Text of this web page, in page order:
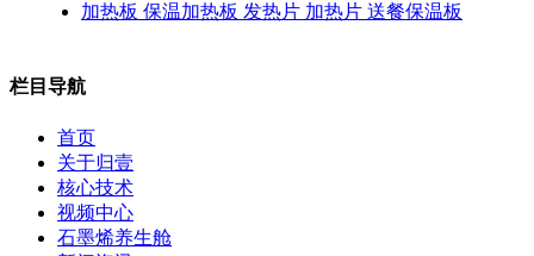
加热板 保温加热板 发热片 加热片 送餐保温板
栏目导航
首页
关于归壹
核心技术
视频中心
石墨烯养生舱